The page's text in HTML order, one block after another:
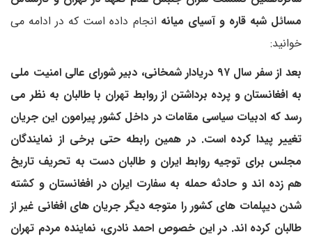
مسائل شبه قاره و آسیای میانه انجام داده است که در ادامه می
خوانید:
بعد از سفر سال ۹۷ دریادار شمخانی، دبیر شورای عالی امنیت ملی
به افغانستان و پرده برداشتن از روابط تهران با طالبان به نظر می
رسد که ادبیات سیاسی مقامات در داخل کشور پیرامون این جریان
تغییر پیدا کرده است. در همین رابطه حتی برخی از نمایندگان
مجلس برای توجیه روابط ایران و طالبان دست به تحریف تاریخ
هم زده اند و حادثه حمله به سفارت ایران در افغانستان و کشته
شدن دیپلمات های کشور را متوجه دیگر جریان های افغانی غیر از
طالبان کرده اند. در این خصوص احمد نادری، نماینده مردم تهران